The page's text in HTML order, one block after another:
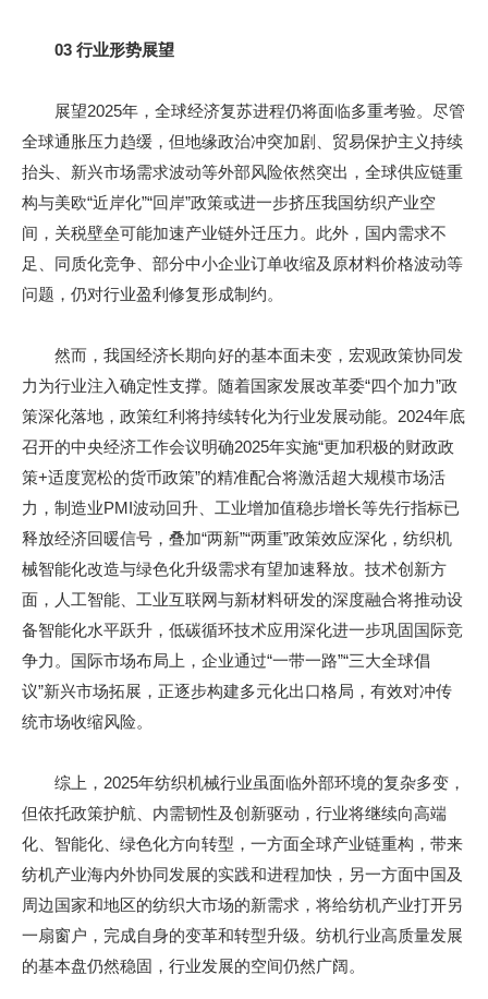
03 行业形势展望
展望2025年，全球经济复苏进程仍将面临多重考验。尽管
全球通胀压力趋缓，但地缘政治冲突加剧、贸易保护主义持续
抬头、新兴市场需求波动等外部风险依然突出，全球供应链重
构与美欧“近岸化”“回岸”政策或进一步挤压我国纺织产业空
间，关税壁垒可能加速产业链外迁压力。此外，国内需求不
足、同质化竞争、部分中小企业订单收缩及原材料价格波动等
问题，仍对行业盈利修复形成制约。
然而，我国经济长期向好的基本面未变，宏观政策协同发
力为行业注入确定性支撑。随着国家发展改革委“四个加力”政
策深化落地，政策红利将持续转化为行业发展动能。2024年底
召开的中央经济工作会议明确2025年实施“更加积极的财政政
策+适度宽松的货币政策”的精准配合将激活超大规模市场活
力，制造业PMI波动回升、工业增加值稳步增长等先行指标已
释放经济回暖信号，叠加“两新”“两重”政策效应深化，纺织机
械智能化改造与绿色化升级需求有望加速释放。技术创新方
面，人工智能、工业互联网与新材料研发的深度融合将推动设
备智能化水平跃升，低碳循环技术应用深化进一步巩固国际竞
争力。国际市场布局上，企业通过“一带一路”“三大全球倡
议”新兴市场拓展，正逐步构建多元化出口格局，有效对冲传
统市场收缩风险。
综上，2025年纺织机械行业虽面临外部环境的复杂多变，
但依托政策护航、内需韧性及创新驱动，行业将继续向高端
化、智能化、绿色化方向转型，一方面全球产业链重构，带来
纺机产业海内外协同发展的实践和进程加快，另一方面中国及
周边国家和地区的纺织大市场的新需求，将给纺机产业打开另
一扇窗户，完成自身的变革和转型升级。纺机行业高质量发展
的基本盘仍然稳固，行业发展的空间仍然广阔。